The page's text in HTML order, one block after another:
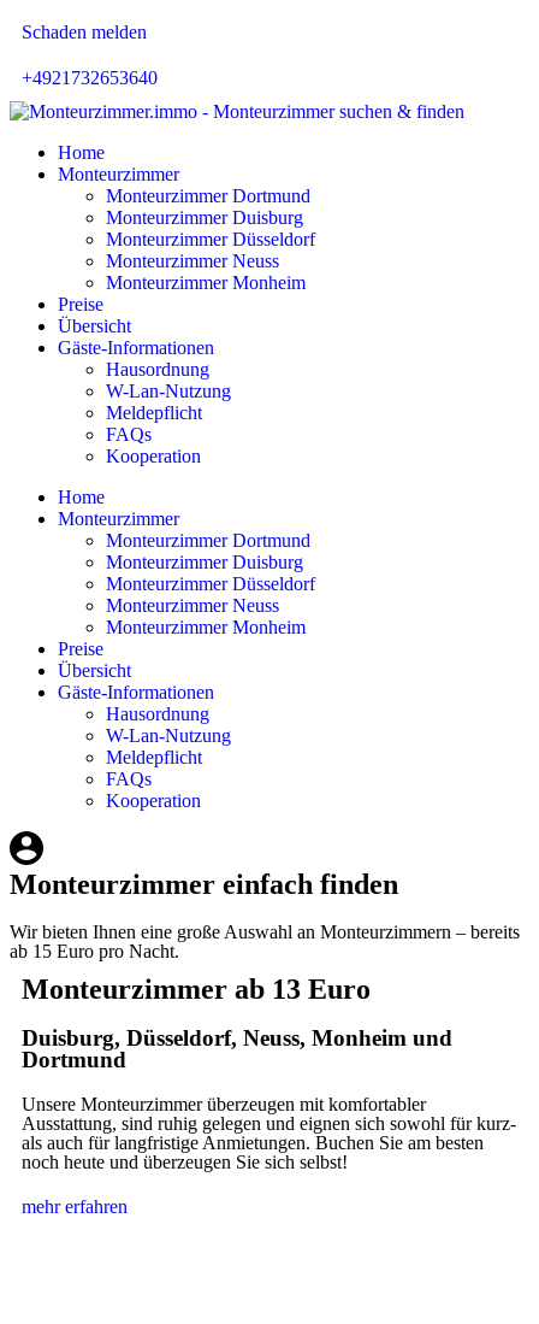
Schaden melden
+4921732653640
Home
Monteurzimmer
Monteurzimmer Dortmund
Monteurzimmer Duisburg
Monteurzimmer Düsseldorf
Monteurzimmer Neuss
Monteurzimmer Monheim
Preise
Übersicht
Gäste-Informationen
Hausordnung
W-Lan-Nutzung
Meldepflicht
FAQs
Kooperation
Home
Monteurzimmer
Monteurzimmer Dortmund
Monteurzimmer Duisburg
Monteurzimmer Düsseldorf
Monteurzimmer Neuss
Monteurzimmer Monheim
Preise
Übersicht
Gäste-Informationen
Hausordnung
W-Lan-Nutzung
Meldepflicht
FAQs
Kooperation
Monteurzimmer einfach finden
Wir bieten Ihnen eine große Auswahl an Monteurzimmern – bereits
ab 15 Euro pro Nacht.
Monteurzimmer ab 13 Euro
Duisburg, Düsseldorf, Neuss, Monheim und
Dortmund
Unsere Monteurzimmer überzeugen mit komfortabler
Ausstattung, sind ruhig gelegen und eignen sich sowohl für kurz-
als auch für langfristige Anmietungen. Buchen Sie am besten
noch heute und überzeugen Sie sich selbst!
mehr erfahren